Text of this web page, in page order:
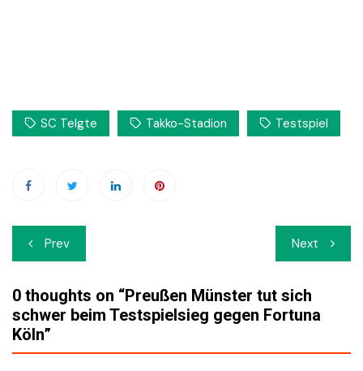
SC Telgte Takko-Stadion Testspiel
Beitrags-
Navigation
Prev Next
0 thoughts on “Preußen Münster tut sich
schwer beim Testspielsieg gegen Fortuna
Köln”